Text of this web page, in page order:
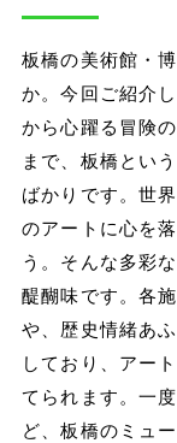
板橋の美術館・
か。今回ご紹介
から心躍る冒険
まで、板橋とい
ばかりです。世
のアートに心を
う。そんな多彩
醍醐味です。各
や、歴史情緒あ
しており、アー
てられます。一
ど、板橋のミュ